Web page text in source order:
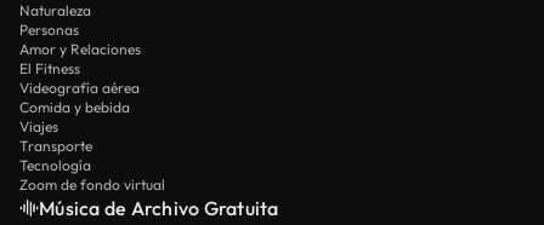
Naturaleza
Personas
Amor y Relaciones
El Fitness
Videografía aérea
Comida y bebida
Viajes
Transporte
Tecnología
Zoom de fondo virtual
Música de Archivo Gratuita